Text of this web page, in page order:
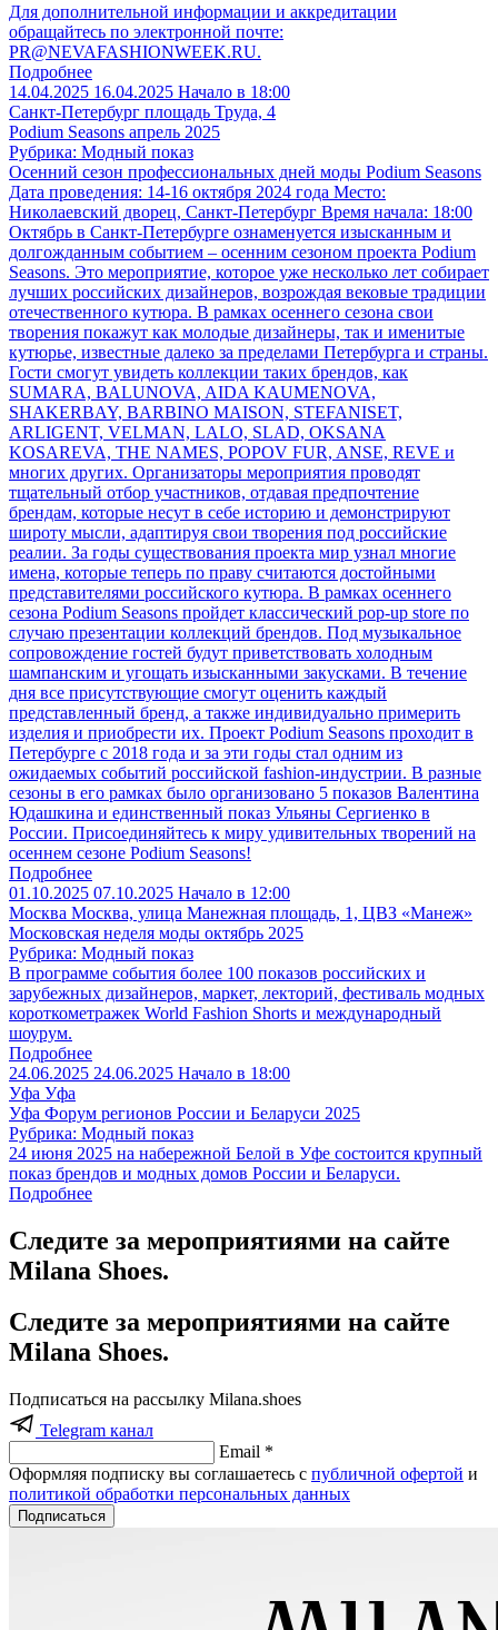
Для дополнительной информации и аккредитации
обращайтесь по электронной почте:
PR@NEVAFASHIONWEEK.RU.
Подробнее
14.04.2025 16.04.2025 Начало в 18:00
Санкт-Петербург площадь Труда, 4
Podium Seasons апрель 2025
Рубрика: Модный показ
Осенний сезон профессиональных дней моды Podium Seasons
Дата проведения: 14-16 октября 2024 года Место:
Николаевский дворец, Санкт-Петербург Время начала: 18:00
Октябрь в Санкт-Петербурге ознаменуется изысканным и
долгожданным событием – осенним сезоном проекта Podium
Seasons. Это мероприятие, которое уже несколько лет собирает
лучших российских дизайнеров, возрождая вековые традиции
отечественного кутюра. В рамках осеннего сезона свои
творения покажут как молодые дизайнеры, так и именитые
кутюрье, известные далеко за пределами Петербурга и страны.
Гости смогут увидеть коллекции таких брендов, как
SUMARA, BALUNOVA, AIDA KAUMENOVA,
SHAKERBAY, BARBINO MAISON, STEFANISET,
ARLIGENT, VELMAN, LALO, SLAD, OKSANA
KOSAREVA, THE NAMES, POPOV FUR, ANSE, REVE и
многих других. Организаторы мероприятия проводят
тщательный отбор участников, отдавая предпочтение
брендам, которые несут в себе историю и демонстрируют
широту мысли, адаптируя свои творения под российские
реалии. За годы существования проекта мир узнал многие
имена, которые теперь по праву считаются достойными
представителями российского кутюра. В рамках осеннего
сезона Podium Seasons пройдет классический pop-up store по
случаю презентации коллекций брендов. Под музыкальное
сопровождение гостей будут приветствовать холодным
шампанским и угощать изысканными закусками. В течение
дня все присутствующие смогут оценить каждый
представленный бренд, а также индивидуально примерить
изделия и приобрести их. Проект Podium Seasons проходит в
Петербурге с 2018 года и за эти годы стал одним из
ожидаемых событий российской fashion-индустрии. В разные
сезоны в его рамках было организовано 5 показов Валентина
Юдашкина и единственный показ Ульяны Сергиенко в
России. Присоединяйтесь к миру удивительных творений на
осеннем сезоне Podium Seasons!
Подробнее
01.10.2025 07.10.2025 Начало в 12:00
Москва Москва, улица Манежная площадь, 1, ЦВЗ «Манеж»
Московская неделя моды октябрь 2025
Рубрика: Модный показ
В программе события более 100 показов российских и
зарубежных дизайнеров, маркет, лекторий, фестиваль модных
короткометражек World Fashion Shorts и международный
шоурум.
Подробнее
24.06.2025 24.06.2025 Начало в 18:00
Уфа Уфа
Уфа Форум регионов России и Беларуси 2025
Рубрика: Модный показ
24 июня 2025 на набережной Белой в Уфе состоится крупный
показ брендов и модных домов России и Беларуси.
Подробнее
Следите за мероприятиями на сайте
Milana Shoes.
Следите за мероприятиями на сайте
Milana Shoes.
Подписаться на рассылку Milana.shoes
Telegram канал
Email *
Оформляя подписку вы соглашаетесь с публичной офертой и
политикой обработки персональных данных
Подписаться